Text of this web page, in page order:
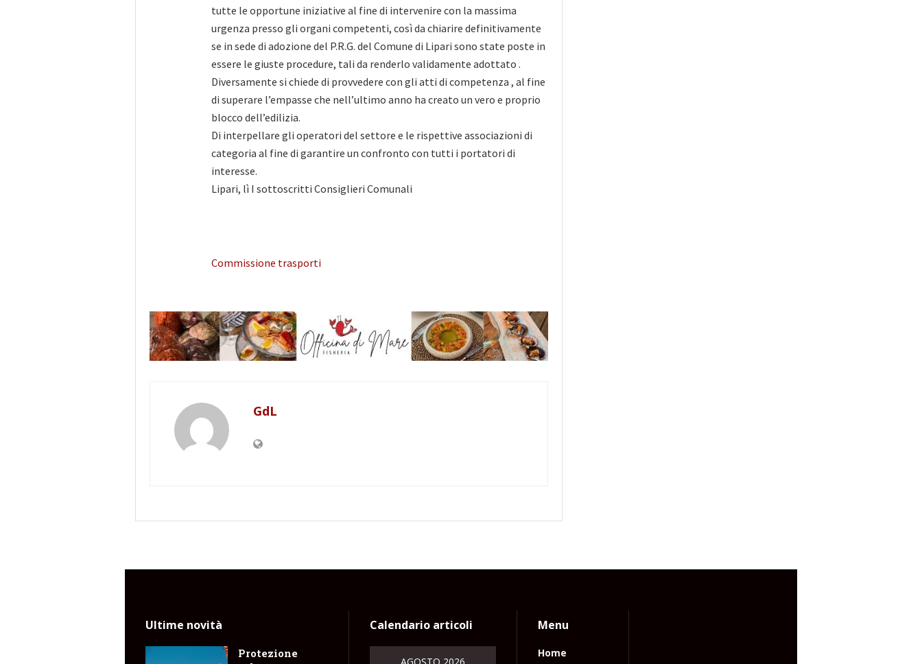
tutte le opportune iniziative al fine di intervenire con la massima
urgenza presso gli organi competenti, così da chiarire definitivamente
se in sede di adozione del P.R.G. del Comune di Lipari sono state poste in
essere le giuste procedure, tali da renderlo validamente adottato .
Diversamente si chiede di provvedere con gli atti di competenza , al fine
di superare l’empasse che nell’ultimo anno ha creato un vero e proprio
blocco dell’edilizia.
Di interpellare gli operatori del settore e le rispettive associazioni di
categoria al fine di garantire un confronto con tutti i portatori di
interesse.
Lipari, lì I sottoscritti Consiglieri Comunali
Commissione trasporti
GdL
Ultime novità
Protezione
Calendario articoli
AGOSTO 2026
Menu
Home